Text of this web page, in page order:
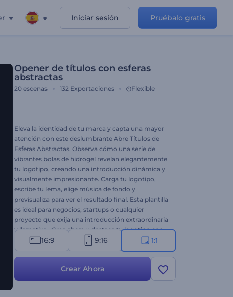
Iniciar sesión Pruébalo gratis
Opener de títulos con esferas
abstractas
20 escenas 132 Exportaciones Flexible
Eleva la identidad de tu marca y capta una mayor
atención con este deslumbrante Abre Títulos de
Esferas Abstractas. Observa cómo una serie de
vibrantes bolas de hidrogel revelan elegantemente
tu logotipo, creando una introducción dinámica y
visualmente impresionante. Carga tu logotipo,
escribe tu lema, elige música de fondo y
previsualiza para ver el resultado final. Esta plantilla
es ideal para negocios, startups o cualquier
proyecto que exija una introducción extraordinaria
y llamativa. ¡Crea ahora y destaca tu logotipo con
una revelación que brilla con creatividad y
singularidad!
16:9 9:16 1:1
Crear Ahora